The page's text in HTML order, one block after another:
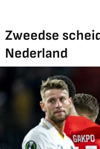
Zweedse
Nederland